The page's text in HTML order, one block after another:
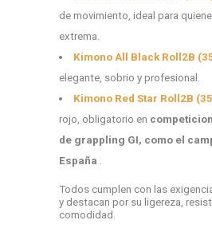
de movimiento, ideal para
extrema.
Kimono All Black Roll2B
elegante, sobrio y profesional.
Kimono Red Star Roll2B
rojo, obligatorio en
de grappling GI, como el
España .
Todos cumplen con las
y destacan por su ligereza,
comodidad.